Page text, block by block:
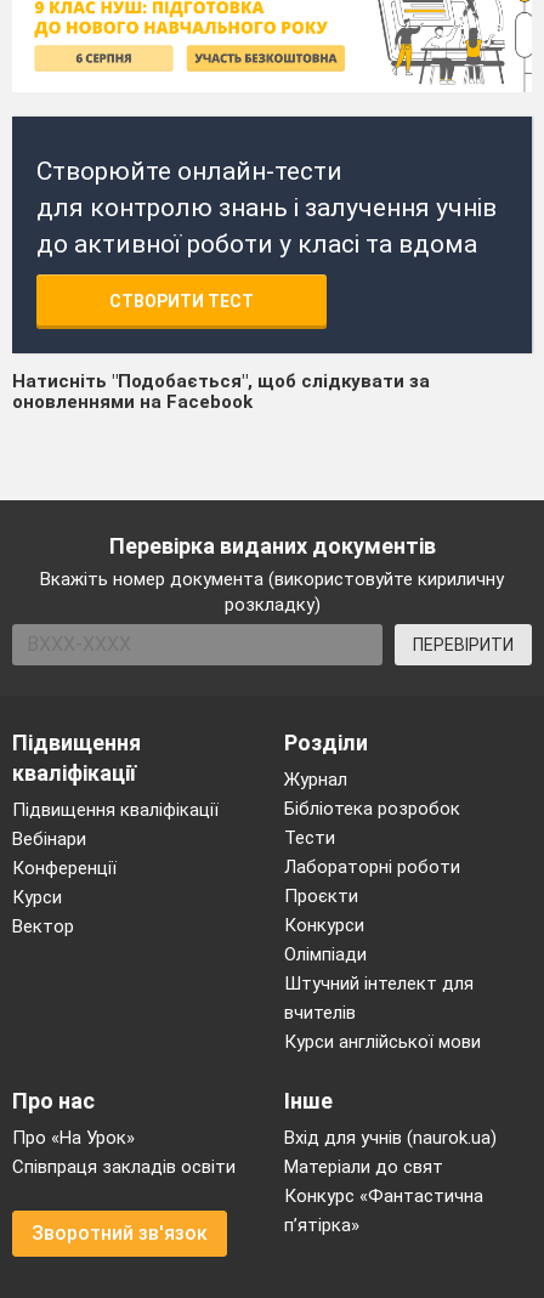
Створюйте онлайн-тести
для контролю знань і залучення учнів
до активної роботи у класі та вдома
СТВОРИТИ ТЕСТ
Натисніть "Подобається", щоб слідкувати за
оновленнями на Facebook
Перевірка виданих документів
Вкажіть номер документа (використовуйте кириличну
розкладку)
ПЕРЕВІРИТИ
Підвищення
кваліфікації
Підвищення кваліфікації
Вебінари
Конференції
Курси
Вектор
Розділи
Журнал
Бібліотека розробок
Тести
Лабораторні роботи
Проєкти
Конкурси
Олімпіади
Штучний інтелект для
вчителів
Курси англійської мови
Про нас
Про «На Урок»
Співпраця закладів освіти
Зворотний зв'язок
Інше
Вхід для учнів (naurok.ua)
Матеріали до свят
Конкурс «Фантастична
п’ятірка»